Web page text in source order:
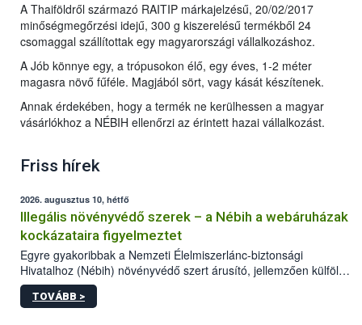
A Thaiföldről származó RAITIP márkajelzésű, 20/02/2017
minőségmegőrzési idejű, 300 g kiszerelésű termékből 24
csomaggal szállítottak egy magyarországi vállalkozáshoz.
A Jób könnye egy, a trópusokon élő, egy éves, 1-2 méter
magasra növő fűféle. Magjából sört, vagy kását készítenek.
Annak érdekében, hogy a termék ne kerülhessen a magyar
vásárlókhoz a NÉBIH ellenőrzi az érintett hazai vállalkozást.
Friss hírek
2026. augusztus 10, hétfő
Illegális növényvédő szerek – a Nébih a webáruházak
kockázataira figyelmeztet
Egyre gyakoribbak a Nemzeti Élelmiszerlánc-biztonsági
Hivatalhoz (Nébih) növényvédő szert árusító, jellemzően külföldi
honlapok kapcsán érkező bejelentések. Emellett az ilyen
termékeket kínáló kéretlen online reklámok mennyisége is
TOVÁBB >